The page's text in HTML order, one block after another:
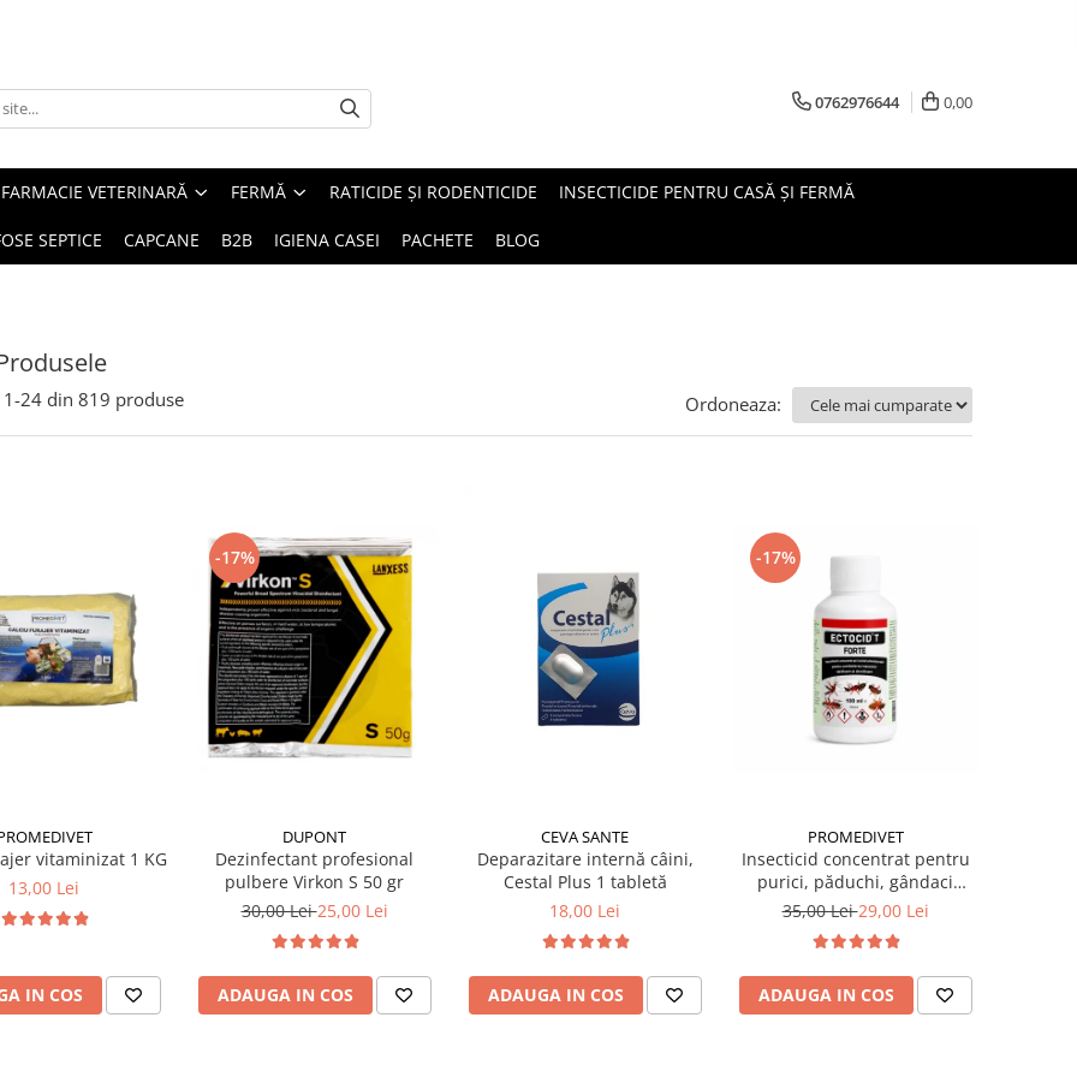
0762976644 0,00
FARMACIE VETERINARĂ FERMĂ RATICIDE ȘI RODENTICIDE INSECTICIDE PENTRU CASĂ ȘI FERMĂ
SEPTICE CAPCANE B2B IGIENA CASEI PACHETE BLOG
1-24 din 819 produse Ordoneaza:
vitaminizat 1 KG
13,00 Lei
IN COS
-17%
DUPONT
Dezinfectant profesional
pulbere Virkon S 50 gr
30,00 Lei25,00 Lei
ADAUGA IN COS
CEVA SANTE
Deparazitare internă câini,
Cestal Plus 1 tabletă
18,00 Lei
ADAUGA IN COS
-17%
PROMEDIVET
Insecticid concentrat pentru
purici, păduchi, gândaci
Ectocid Forte T 100 ml
35,00 Lei29,00 Lei
ADAUGA IN COS